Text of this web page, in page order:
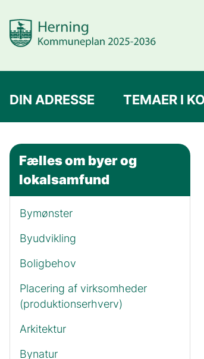
DIN ADRESSE TEMAER I
Fælles om byer og
lokalsamfund
Bymønster
Byudvikling
Boligbehov
Placering af virksomheder
(produktionserhverv)
Arkitektur
Bynatur